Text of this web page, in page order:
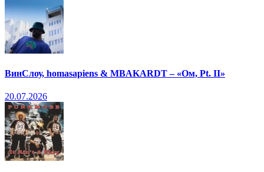
ВинСлоу, homasapiens & MBAKARDT – «Ом, Pt. II»
20.07.2026